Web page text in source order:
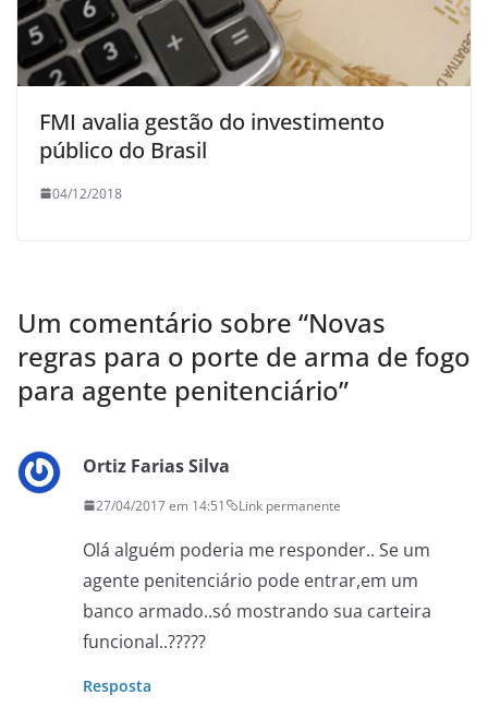
FMI avalia gestão do investimento
público do Brasil
04/12/2018
Um comentário sobre “Novas
regras para o porte de arma de fogo
para agente penitenciário”
Ortiz Farias Silva
27/04/2017 em 14:51 Link permanente
Olá alguém poderia me responder.. Se um
agente penitenciário pode entrar,em um
banco armado..só mostrando sua carteira
funcional..?????
Resposta